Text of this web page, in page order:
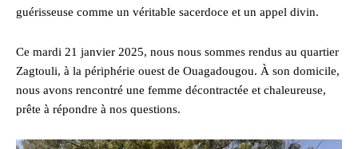
guérisseuse comme un véritable sacerdoce et un appel divin.
Ce mardi 21 janvier 2025, nous nous sommes rendus au quartier
Zagtouli, à la périphérie ouest de Ouagadougou. À son domicile,
nous avons rencontré une femme décontractée et chaleureuse,
prête à répondre à nos questions.